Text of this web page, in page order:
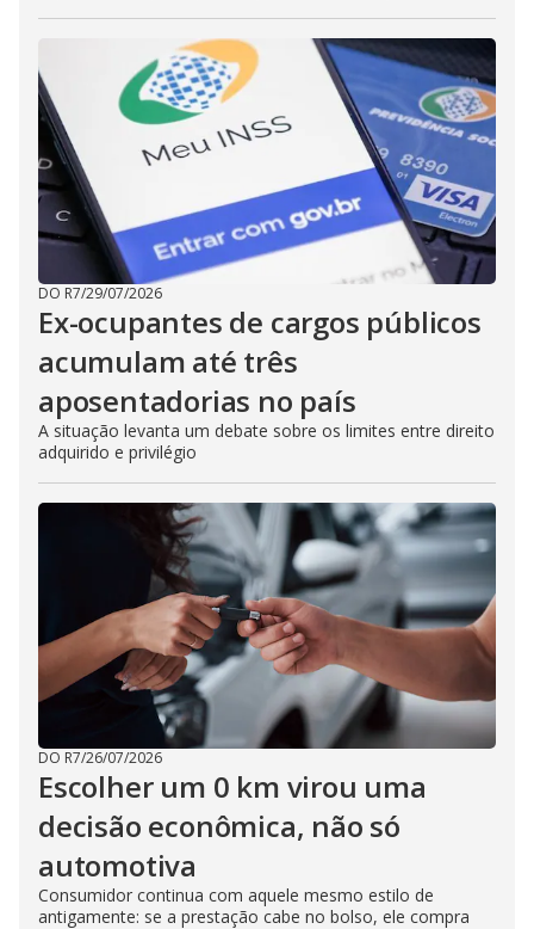
DO R7/29/07/2026
Ex-ocupantes de cargos públicos
acumulam até três
aposentadorias no país
A situação levanta um debate sobre os limites entre direito
adquirido e privilégio
DO R7/26/07/2026
Escolher um 0 km virou uma
decisão econômica, não só
automotiva
Consumidor continua com aquele mesmo estilo de
antigamente: se a prestação cabe no bolso, ele compra